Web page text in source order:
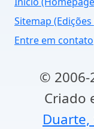
Sitemap
Entre em contato
© 2006-
Criado
Duarte,